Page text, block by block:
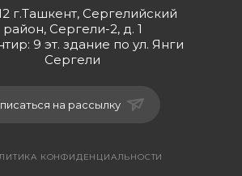
г.Ташкент, Сергелийский
район, Сергели-2, д. 1
9 эт. здание по ул. Янги
Сергели
на рассылку
КОНФИДЕНЦИАЛЬНОСТИ